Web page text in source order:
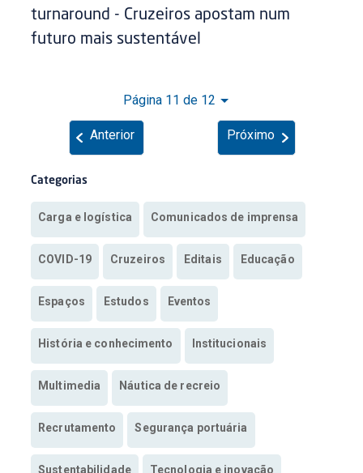
turnaround - Cruzeiros apostam num
futuro mais sustentável
Página 11 de 12
Anterior Próximo
Categorias
Carga e logística Comunicados de imprensa
COVID-19 Cruzeiros Editais Educação
Espaços Estudos Eventos
História e conhecimento Institucionais
Multimedia Náutica de recreio
Recrutamento Segurança portuária
Sustentabilidade Tecnologia e inovação